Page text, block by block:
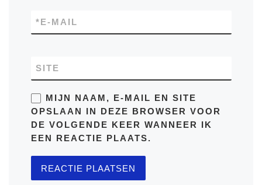
E-MAIL
*
SITE
MIJN NAAM, E-MAIL EN SITE
OPSLAAN IN DEZE BROWSER VOOR
DE VOLGENDE KEER WANNEER IK
EEN REACTIE PLAATS.